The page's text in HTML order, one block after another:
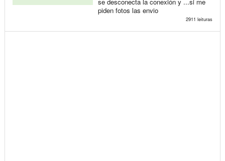
piden fotos las envio
2911 leituras